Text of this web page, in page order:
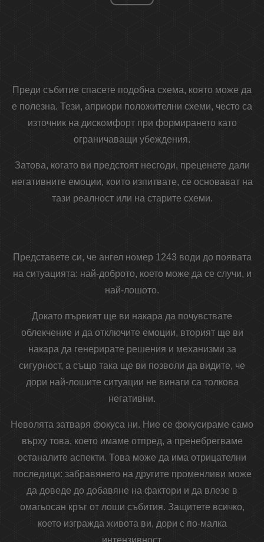
Преди събитие спасете подобна схема, която може да
е полезна. Тези, априори положителни схеми, често са
източник на дискомфорт при формирането като
ограничаващи убеждения.
Затова, когато ви предстоят несгоди, преценете дали
негативните емоции, които изпитвате, се основават на
тази реалност или на старите схеми.
Представете си, че ангел номер 1243 води до появата
на ситуацията: най-доброто, което може да се случи, и
най-лошото.
Докато първият ще ви накара да почувствате
облекчение и да отключите емоции, вторият ще ви
накара да генерирате решения и механизми за
сигурност, а също така ще ви позволи да видите, че
дори най-лошите ситуации не винаги са толкова
негативни.
Неволята затваря фокуса ни. Ние се фокусираме само
върху това, което имаме отпред, а пренебрегваме
останалите аспекти. Това може да има отрицателни
последици: забравянето на другите променливи може
да доведе до добавяне на фактори и да влезе в
омагьосан кръг от лоши събития. Защитете всичко,
което изгражда живота ви, дори с по-малка